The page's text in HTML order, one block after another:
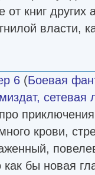
от книг других
власти,
6 (Боевая
сетевая
крови,
бы новая